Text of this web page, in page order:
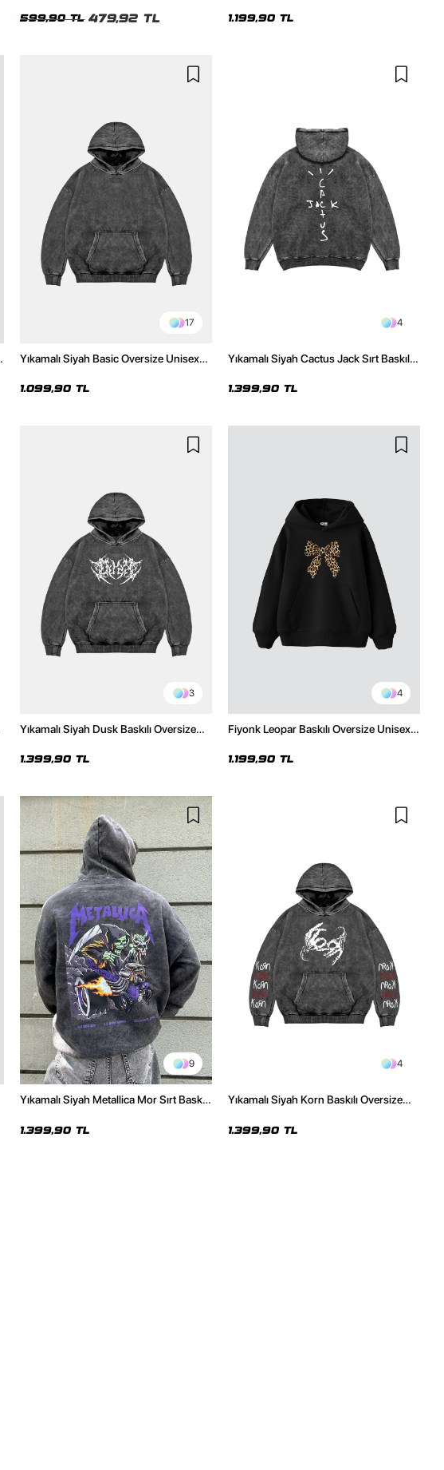
599,90 TL 479,92 TL 1.199,90 TL
17
Yıkamalı Siyah Basic Oversize Unisex
1.099,90 TL
4
Yıkamalı Siyah Cactus Jack Sırt Baskılı
1.399,90 TL
3
Yıkamalı Siyah Dusk Baskılı Oversize
1.399,90 TL
4
Fiyonk Leopar Baskılı Oversize Unisex
1.199,90 TL
9
Yıkamalı Siyah Metallica Mor Sırt Baskılı
1.399,90 TL
4
Yıkamalı Siyah Korn Baskılı Oversize
1.399,90 TL